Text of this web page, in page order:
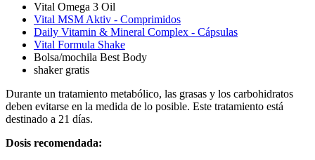
Vital Omega 3 Oil
Vital MSM Aktiv - Comprimidos
Daily Vitamin & Mineral Complex - Cápsulas
Vital Formula Shake
Bolsa/mochila Best Body
shaker gratis
Durante un tratamiento metabólico, las grasas y los carbohidratos
deben evitarse en la medida de lo posible. Este tratamiento está
destinado a 21 días.
Dosis recomendada: